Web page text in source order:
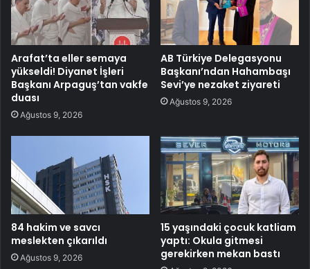
Arafat’ta eller semaya
yükseldi! Diyanet İşleri
Başkanı Arpaguş’tan vakfe
duası
Ağustos 9, 2026
AB Türkiye Delegasyonu
Başkanı’ndan Hahambaşı
Sevi’ye nezaket ziyareti
Ağustos 9, 2026
84 hakim ve savcı
meslekten çıkarıldı
Ağustos 9, 2026
15 yaşındaki çocuk katliam
yaptı: Okula gitmesi
gerekirken mekan bastı